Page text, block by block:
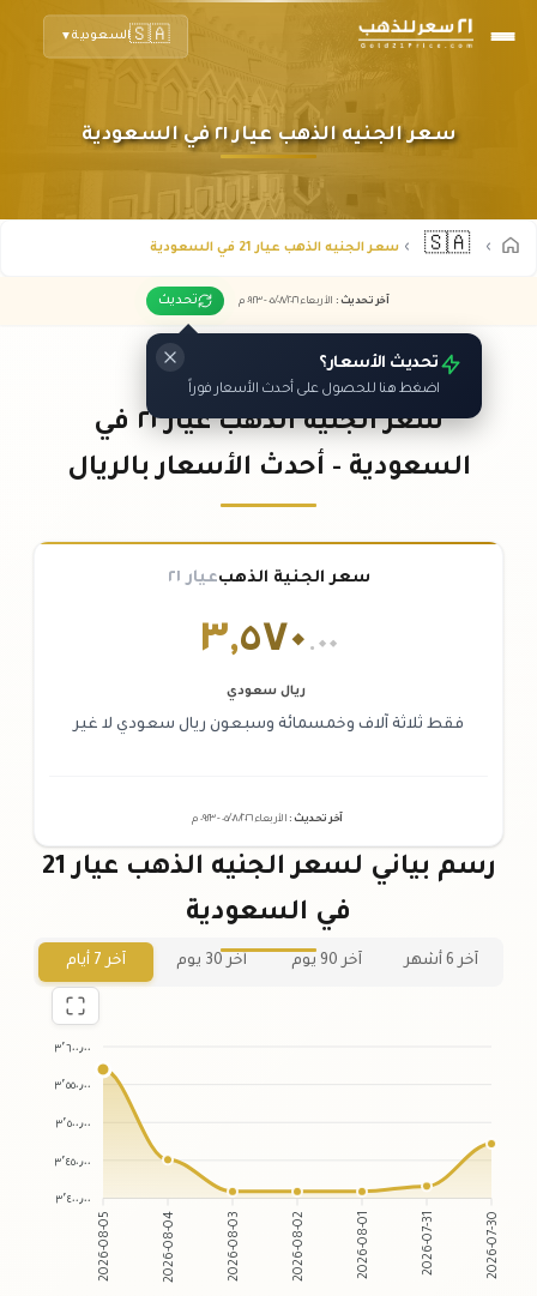
🇸🇦السعودية▼
سعر الجنيه الذهب عيار ٢١ في السعودية
🇸🇦 سعر الجنيه الذهب عيار 21 في السعودية
آخر تحديث : الأربعاء ٠٥ /٠٨/٢٠٢٦ - ٠٩:٢٣ م تحديث
تحديث الأسعار؟
اضغط هنا للحصول على أحدث الأسعار فوراً
سعر الجنيه الذهب عيار ٢١ في
السعودية - أحدث الأسعار بالريال
سعر الجنية الذهبعيار ٢١
٣,٥٧٠ .٠٠
ريال سعودي
فقط ثلاثة آلاف وخمسمائة وسبعون ريال سعودي لا غير
آخر تحديث : الأربعاء ٠٥ /٠٨/٢٠٢٦ - ٠٩:٢٣م
رسم بياني لسعر الجنيه الذهب عيار 21
في السعودية
آخر 6 أشهر آخر 90 يوم آخر 30 يوم آخر 7 أيام
٣٬٦٠٠٫٠٠
٣٬٥٥٠٫٠٠
٣٬٥٠٠٫٠٠
٣٬٤٥٠٫٠٠
٣٬٤٠٠٫٠٠
2026-08-05 2026-08-04 2026-08-03 2026-08-02 2026-08-01 2026-07-31 2026-07-30